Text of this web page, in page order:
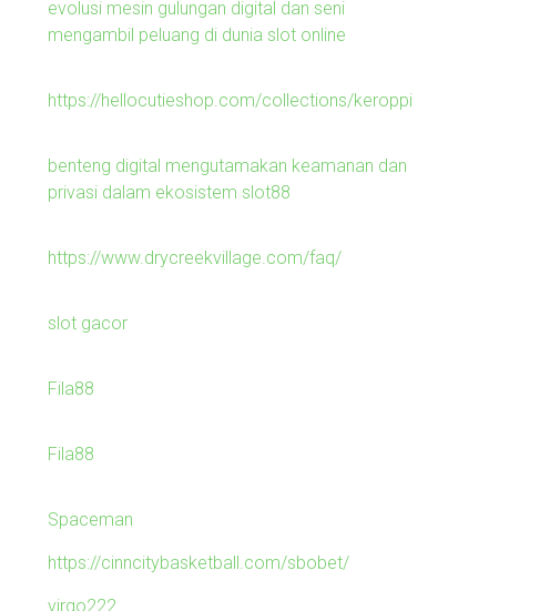
evolusi mesin gulungan digital dan seni
mengambil peluang di dunia slot online
https://hellocutieshop.com/collections/keroppi
benteng digital mengutamakan keamanan dan
privasi dalam ekosistem slot88
https://www.drycreekvillage.com/faq/
slot gacor
Fila88
Fila88
Spaceman
https://cinncitybasketball.com/sbobet/
virgo222